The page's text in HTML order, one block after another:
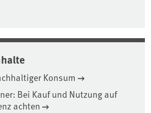
Konsum
Bei Kauf und Nutzung auf
achten